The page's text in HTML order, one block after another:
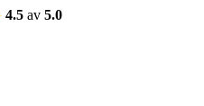
4.5 av 5.0